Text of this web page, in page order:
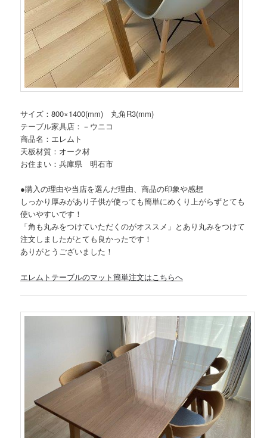
サイズ：800×1400(mm) 丸角R3(mm)
テーブル家具店：－ウニコ
商品名：エレムト
天板材質：オーク材
お住まい：兵庫県 明石市
●購入の理由や当店を選んだ理由、商品の印象や感想
しっかり厚みがあり子供が使っても簡単にめくり上がらずとても
使いやすいです！
「角も丸みをつけていただくのがオススメ」とあり丸みをつけて
注文しましたがとても良かったです！
ありがとうございました！
エレムトテーブルのマット簡単注文はこちらへ